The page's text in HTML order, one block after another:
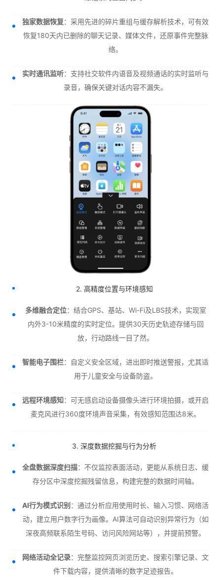
独家数据恢复：采用先进的碎片重组与缓存解析技术，可有效
恢复180天内已删除的聊天记录、媒体文件，还原事件完整脉
络。
实时通讯监听：支持社交软件内语音及视频通话的实时监听与
录音，确保关键对话内容不漏失。
2. 高精度位置与环境感知
多维融合定位：结合GPS、基站、Wi-Fi及LBS技术，实现室
内外3-10米精度的实时定位。提供30天历史轨迹存储与回
放，行动路线一目了然。
智能电子围栏：自定义安全区域，进出即时推送警报，尤其适
用于儿童安全与设备防盗。
远程环境感知：可无感启动设备摄像头进行环境拍摄，或开启
麦克风进行360度环境声音采集，有效感知范围达8米。
3. 深度数据挖掘与行为分析
全盘数据深度扫描：不仅监控表面活动，更能从系统日志、缓
存分区中深度挖掘残留信息，构建完整的数据时间轴。
AI行为模式识别 ：通过分析应用使用时长、输入习惯、网络活
动，建立用户数字行为画像。AI算法可自动识别异常行为（如
深夜高频联系陌生号码、访问风险网站等），并提前预警。
网络活动全记录：完整监控网页浏览历史、搜索引擎记录、文
件下载内容，提供清晰的数字足迹报告。